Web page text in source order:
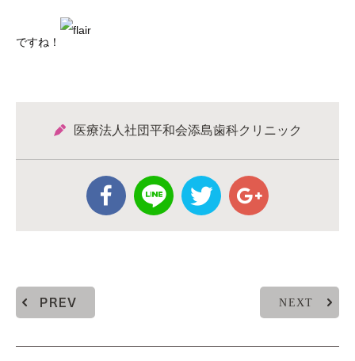
ですね！
医療法人社団平和会添島歯科クリニック
PREV NEXT